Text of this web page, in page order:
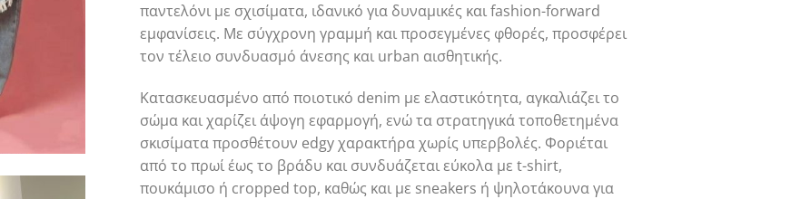
παντελόνι με σχισίματα, ιδανικό για δυναμικές και fashion-forward
εμφανίσεις. Με σύγχρονη γραμμή και προσεγμένες φθορές, προσφέρει
τον τέλειο συνδυασμό άνεσης και urban αισθητικής.
Κατασκευασμένο από ποιοτικό denim με ελαστικότητα, αγκαλιάζει το
σώμα και χαρίζει άψογη εφαρμογή, ενώ τα στρατηγικά τοποθετημένα
σκισίματα προσθέτουν edgy χαρακτήρα χωρίς υπερβολές. Φοριέται
από το πρωί έως το βράδυ και συνδυάζεται εύκολα με t-shirt,
πουκάμισο ή cropped top, καθώς και με sneakers ή ψηλοτάκουνα για